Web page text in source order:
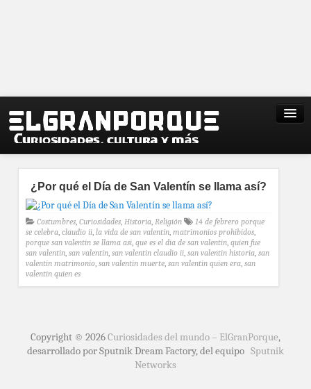
¿Por qué el Día de San Valentín se llama así?
Costumbres, Curiosidades, Historia, Religión
14 de febrero porque
se celebra, claudio ii, la vida de san valentin, matrimonios prohibidos,
porque san valentin se llama asi, que es el dia de san valentin, quien fue
san valentin, san valentin, san valentin claudio ii, san valentin historia, san
valentin matrimonio, san valentin muerte, san valentin quien era, san
valentin quien es
Copyright © 2026Curiosidades del mundo – ElGranPorque,
desarrollado por Sputnik Dream Factory, del equipo Sputnik
Networks